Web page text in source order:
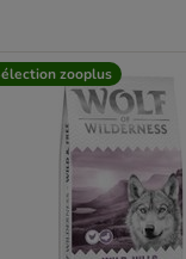
zooplus